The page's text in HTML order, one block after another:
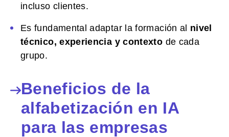
incluso clientes.
Es fundamental adaptar la formación al nivel
técnico, experiencia y contexto de cada
grupo.
Beneficios de la
alfabetización en IA
para las empresas